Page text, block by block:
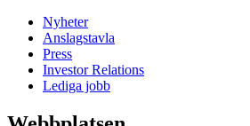
Nyheter
Anslagstavla
Press
Investor Relations
Lediga jobb